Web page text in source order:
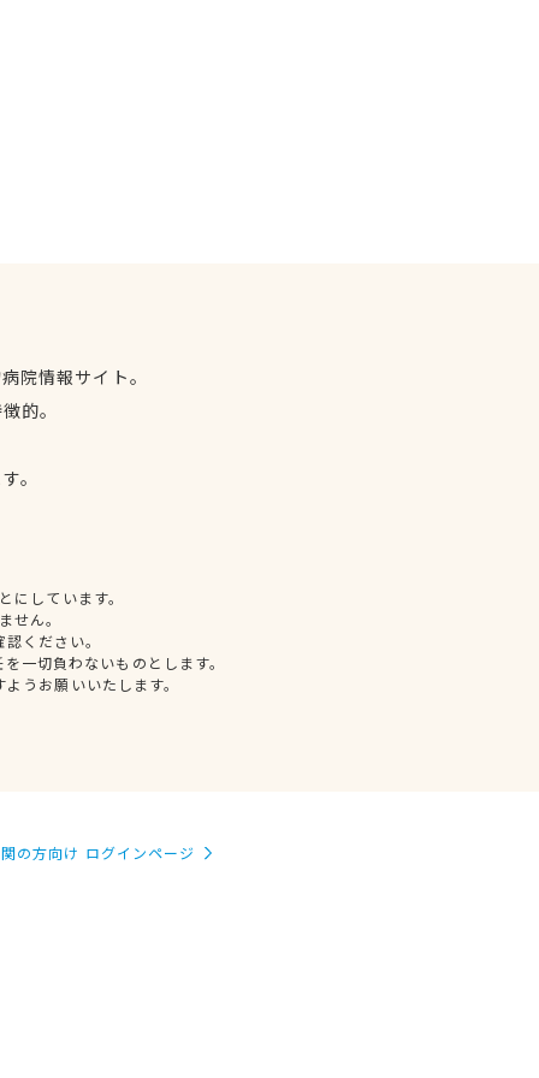
院情報サイト。
的。
。
しています。
せん。
ください。
一切負わないものとします。
うお願いいたします。
の方向け ログインページ